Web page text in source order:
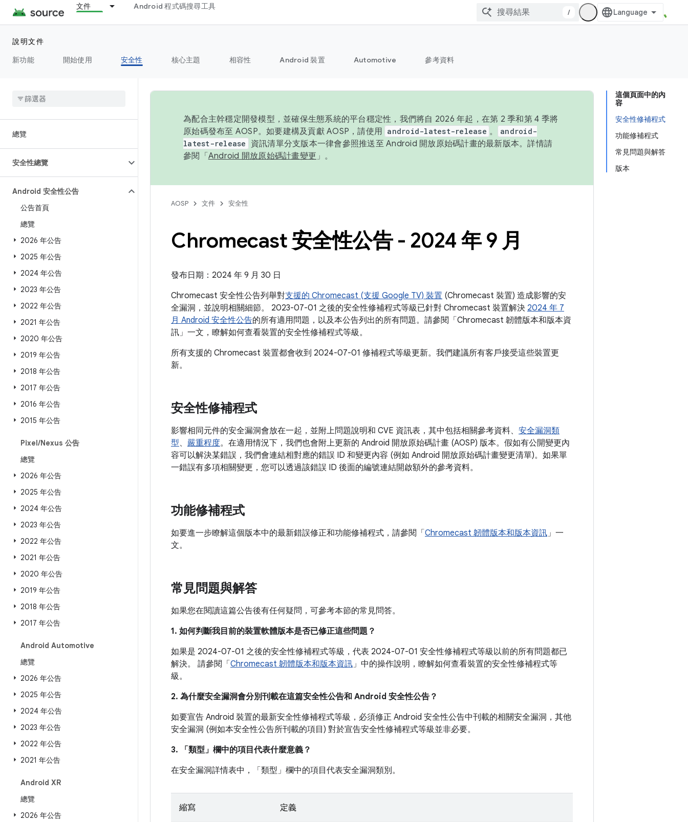
文件 Android 程式碼搜尋工具
/
說明文件
新功能
開始使用 安全性 核心主題 相容性 Android 裝置 Automotive 參考資料
總覽
安全性總覽
Android 安全性公告
公告首頁
總覽
2026 年公告
2025 年公告
2024 年公告
2023 年公告
2022 年公告
2021 年公告
2020 年公告
2019 年公告
2018 年公告
2017 年公告
2016 年公告
2015 年公告
Pixel/Nexus 公告
總覽
2026 年公告
2025 年公告
2024 年公告
2023 年公告
2022 年公告
2021 年公告
2020 年公告
2019 年公告
2018 年公告
2017 年公告
Android Automotive
總覽
2026 年公告
2025 年公告
2024 年公告
2023 年公告
2022 年公告
2021 年公告
Android XR
總覽
2026 年公告
這個頁面中的內
容
安全性修補程式
功能修補程式
常見問題與解答
版本
為配合主幹穩定開發模型，並確保生態系統的平台穩定性，我們將自 2026 年起，在第 2 季和第 4 季將
原始碼發布至 AOSP。如要建構及貢獻 AOSP，請使用 android-latest-release 。
android-
latest-release
資訊清單分支版本一律會參照推送至 Android 開放原始碼計畫的最新版本。詳情請
參閱「 Android 開放原始碼計畫變更 」。
AOSP 文件 安全性
Chromecast 安全性公告 - 2024 年 9 月
發布日期：2024 年 9 月 30 日
Chromecast 安全性公告列舉對支援的 Chromecast (支援 Google TV) 裝置 (Chromecast 裝置) 造成影響的安
全漏洞，並說明相關細節。 2023-07-01 之後的安全性修補程式等級已針對 Chromecast 裝置解決 2024 年 7
月 Android 安全性公告的所有適用問題，以及本公告列出的所有問題。請參閱「Chromecast 韌體版本和版本資
訊」一文，瞭解如何查看裝置的安全性修補程式等級。
所有支援的 Chromecast 裝置都會收到 2024-07-01 修補程式等級更新。我們建議所有客戶接受這些裝置更
新。
安全性修補程式
影響相同元件的安全漏洞會放在一起，並附上問題說明和 CVE 資訊表，其中包括相關參考資料、 安全漏洞類
型、 嚴重程度。在適用情況下，我們也會附上更新的 Android 開放原始碼計畫 (AOSP) 版本。假如有公開變更內
容可以解決某錯誤，我們會連結相對應的錯誤 ID 和變更內容 (例如 Android 開放原始碼計畫變更清單)。如果單
一錯誤有多項相關變更，您可以透過該錯誤 ID 後面的編號連結開啟額外的參考資料。
功能修補程式
如要進一步瞭解這個版本中的最新錯誤修正和功能修補程式，請參閱「 Chromecast 韌體版本和版本資訊」一
文。
常見問題與解答
如果您在閱讀這篇公告後有任何疑問，可參考本節的常見問答。
1. 如何判斷我目前的裝置軟體版本是否已修正這些問題？
如果是 2024-07-01 之後的安全性修補程式等級，代表 2024-07-01 安全性修補程式等級以前的所有問題都已
解決。 請參閱「 Chromecast 韌體版本和版本資訊」中的操作說明，瞭解如何查看裝置的安全性修補程式等
級。
2. 為什麼安全漏洞會分別刊載在這篇安全性公告和 Android 安全性公告？
如要宣告 Android 裝置的最新安全性修補程式等級，必須修正 Android 安全性公告中刊載的相關安全漏洞，其他
安全漏洞 (例如本安全性公告所刊載的項目) 對於宣告安全性修補程式等級並非必要。
3. 「類型」 欄中的項目代表什麼意義？
在安全漏洞詳情表中，「類型」 欄中的項目代表安全漏洞類別。
縮寫 定義